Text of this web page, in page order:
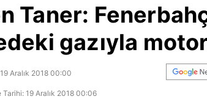
Taner:
gazıyla
Aralık 2018 00:00
Tarihi: 19 Aralık 2018 00:06